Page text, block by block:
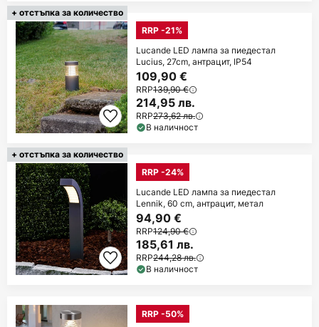
+ отстъпка за количество
RRP -21%
Lucande LED лампа за пиедестал
Lucius, 27cm, антрацит, IP54
109,90 €
RRP139,90 €
214,95 лв.
RRP273,62 лв.
В наличност
+ отстъпка за количество
RRP -24%
Lucande LED лампа за пиедестал
Lennik, 60 cm, антрацит, метал
94,90 €
RRP124,90 €
185,61 лв.
RRP244,28 лв.
В наличност
RRP -50%